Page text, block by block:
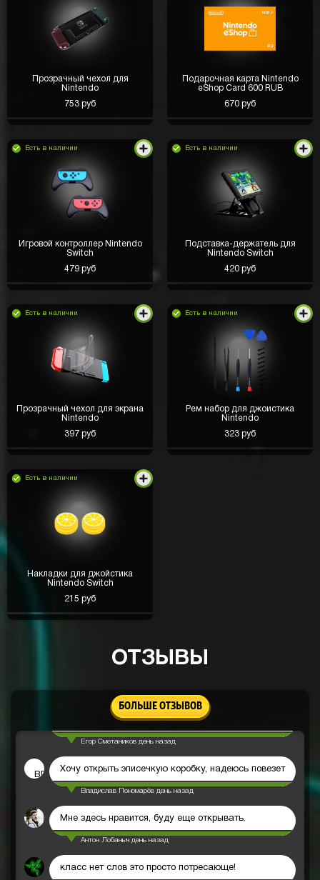
Прозрачный чехол для
Nintendo
753 руб
Подарочная карта Nintendo
eShop Card 600 RUB
670 руб
Есть в наличии
Игровой контроллер Nintendo
Switch
479 руб
Есть в наличии
Подставка-держатель для
Nintendo Switch
420 руб
Есть в наличии
Прозрачный чехол для экрана
Nintendo
397 руб
Есть в наличии
Рем набор для джоистика
Nintendo
323 руб
Есть в наличии
Накладки для джойстика
Nintendo Switch
215 руб
ОТЗЫВЫ
БОЛЬШЕ ОТЗЫВОВ
Надеюсь и мне повезет
Юра Хозяшев
Вывод быстрый
нормально так
Егор Сметаников день назад
ВП
Хочу открыть эписечкую коробку, надеюсь повезет
Владислав Пономарёв день назад
Мне здесь нравится, буду еще открывать.
Антон Лобаныч день назад
класс нет слов это просто потресающе!